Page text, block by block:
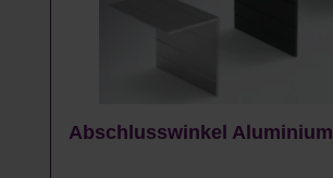
Abschlusswinkel Aluminium